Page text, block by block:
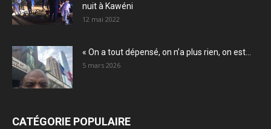
nuit à Kawéni
12 mai 2022
« On a tout dépensé, on n’a plus rien, on est...
5 mars 2026
CATÉGORIE POPULAIRE